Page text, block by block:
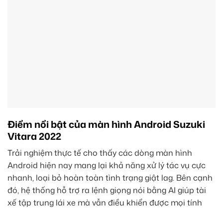
Điểm nổi bật của màn hình Android Suzuki
Vitara 2022
Trải nghiệm thực tế cho thấy các dòng màn hình
Android hiện nay mang lại khả năng xử lý tác vụ cực
nhanh, loại bỏ hoàn toàn tình trạng giật lag. Bên cạnh
đó, hệ thống hỗ trợ ra lệnh giọng nói bằng AI giúp tài
xế tập trung lái xe mà vẫn điều khiển được mọi tính